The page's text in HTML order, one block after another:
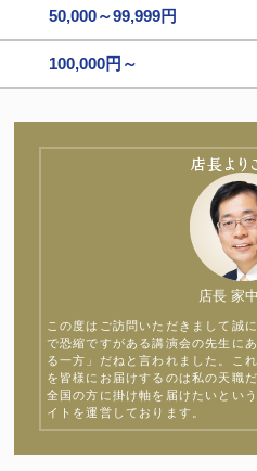
50,000～99,999円
100,000円～
店長 家
この度はご訪問いただきまして誠
で恐縮ですがある講演会の先生に
る一方」だねと言われました。こ
を皆様にお届けするのは私の天職
全国の方に掛け軸を届けたいとい
イトを運営しております。